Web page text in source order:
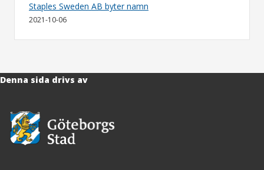
Staples Sweden AB byter namn
2021-10-06
Denna sida drivs av